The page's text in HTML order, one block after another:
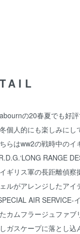
の20春夏でも好評
個人的にも楽しみにし
らはww2の戦時中の
RANGE
ギリス軍の長距離偵察
ルがアレンジしたアイ
AIR SERVICE-
カムフラージュファ
ガスケープに落とし込